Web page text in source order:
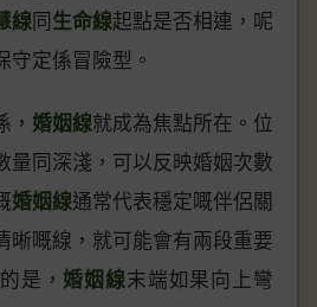
線 同 生命線起點是否相連，呢
守定係冒險型。
， 婚姻線就成為焦點所在。位
量同深淺，可以反映婚姻次數
婚姻線通常代表穩定嘅伴侶關
晰嘅線，就可能會有兩段重要
是， 婚姻線末端如果向上彎